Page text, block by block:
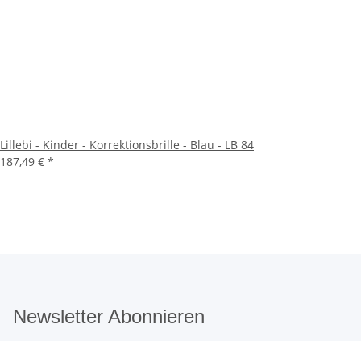
Lillebi - Kinder - Korrektionsbrille - Blau - LB 84
187,49 € *
Newsletter Abonnieren